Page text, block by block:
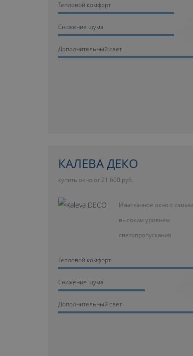
Тепловой комфорт
Cнижение шума
Дополнительный свет
КАЛЕВА ДЕКО
купить окно от 21 600 руб.
Изысканное окно с самым
высоким уровнем
светопропускания
Тепловой комфорт
Cнижение шума
Дополнительный свет